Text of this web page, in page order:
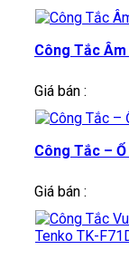
Công Tắc
Giá bán :
Công Tắc –
Giá bán :